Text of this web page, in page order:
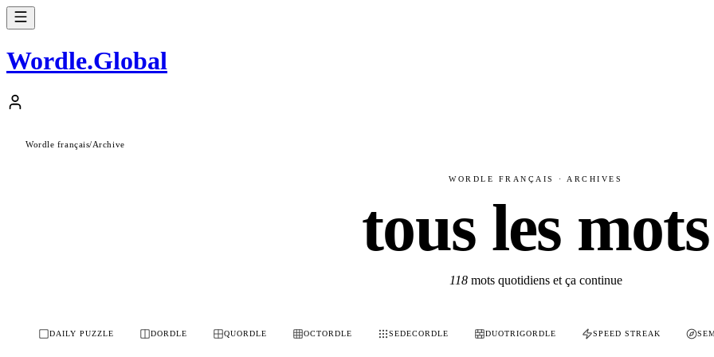
Wordle.Global
Wordle français/Archive
WORDLE FRANÇAIS · ARCHIVES
tous les mots
118mots quotidiens et ça continue
DAILY PUZZLE DORDLE QUORDLE OCTORDLE SEDECORDLE DUOTRIGORDLE SPEED STREAK